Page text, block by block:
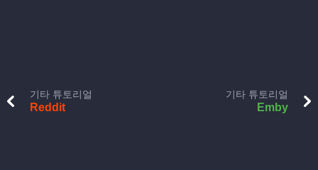
기타 튜토리얼
Reddit
기타 튜토리얼
Emby